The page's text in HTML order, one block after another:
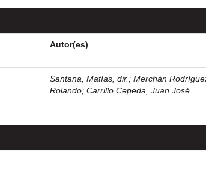
Autor(es)
Santana, Matías, dir. ; Merchán
Rolando; Carrillo Cepeda, Juan José